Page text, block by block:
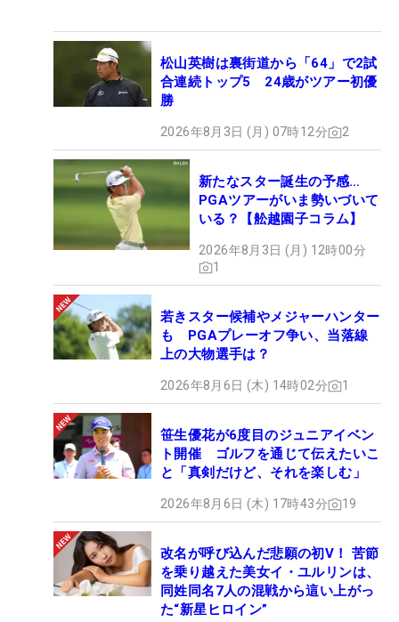
松山英樹は裏街道から「64」で2試
合連続トップ5 24歳がツアー初優
勝
2026年8月3日 (月) 07時12分 2
新たなスター誕生の予感…
PGAツアーがいま勢いづいて
いる？【舩越園子コラム】
2026年8月3日 (月) 12時00分
1
若きスター候補やメジャーハンター
も PGAプレーオフ争い、当落線
上の大物選手は？
2026年8月6日 (木) 14時02分 1
笹生優花が6度目のジュニアイベン
ト開催 ゴルフを通じて伝えたいこ
と「真剣だけど、それを楽しむ」
2026年8月6日 (木) 17時43分 19
改名が呼び込んだ悲願の初V！ 苦節
を乗り越えた美女イ・ユルリンは、
同姓同名7人の混戦から這い上がっ
た“新星ヒロイン”